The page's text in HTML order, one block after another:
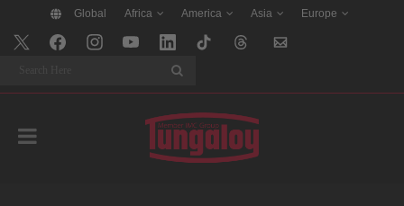
Global Africa America Asia Europe